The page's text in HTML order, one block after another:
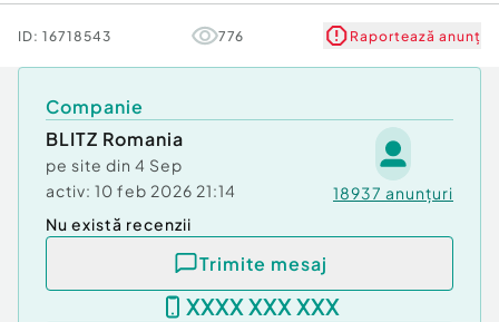
Cod ofertă / ID BLITZ: P160841
Id intern: P160841
Confort:1
Tip imobil:Bloc de apartamente
Număr Băi:1
Stare Bună
ID: 16718543 776 Raportează anunț
Companie
BLITZ Romania
pe site din 4 Sep
activ: 10 feb 2026 21:14 18937 anunțuri
Nu există recenzii
Trimite mesaj
XXXX XXX XXX